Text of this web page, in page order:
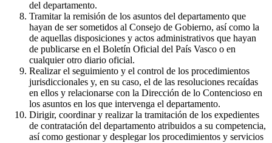
del departamento.
Tramitar la remisión de los asuntos del departamento que
hayan de ser sometidos al Consejo de Gobierno, así como la
de aquellas disposiciones y actos administrativos que hayan
de publicarse en el Boletín Oficial del País Vasco o en
cualquier otro diario oficial.
Realizar el seguimiento y el control de los procedimientos
jurisdiccionales y, en su caso, el de las resoluciones recaídas
en ellos y relacionarse con la Dirección de lo Contencioso en
los asuntos en los que intervenga el departamento.
Dirigir, coordinar y realizar la tramitación de los expedientes
de contratación del departamento atribuidos a su competencia,
así como gestionar y desplegar los procedimientos y servicios